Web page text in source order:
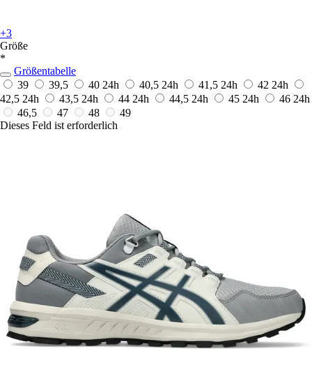
+3
Größe
*
Größentabelle
39
39,5 40 24h 40,5 24h 41,5 24h 42 24h
42,5 24h 43,5 24h 44 24h 44,5 24h 45 24h 46 24h
46,5
47 48
49
Dieses Feld ist erforderlich